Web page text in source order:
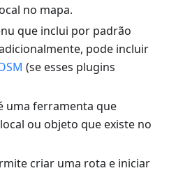
no mapa.
que inclui por padrão
pode incluir
(se esses plugins
uma ferramenta que
ou objeto que existe no
criar uma rota e iniciar